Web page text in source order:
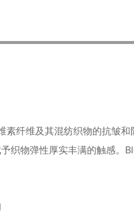
素纤维及其混纺织物的抗皱
织物弹性厚实丰满的触感